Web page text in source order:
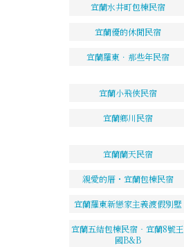
宜蘭水井町包棟民宿
宜蘭優的休閒民宿
宜蘭羅東．那些年民宿
宜蘭小飛俠民宿
宜蘭鄉川民宿
宜蘭蘭天民宿
親愛的厝・宜蘭包棟民宿
宜蘭羅東新戀家主義渡假別墅
宜蘭五結包棟民宿‧宜蘭8號王
國B&B